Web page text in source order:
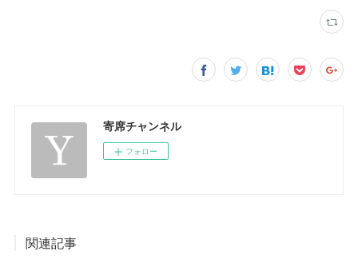
寄席チャンネル
フォロー
関連記事